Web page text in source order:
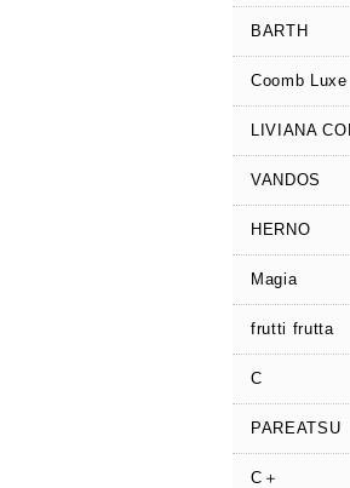
BARTH
Coomb Luxe
LIVIANA
VANDOS
HERNO
Magia
frutti frutta
C
PAREATSU
C＋